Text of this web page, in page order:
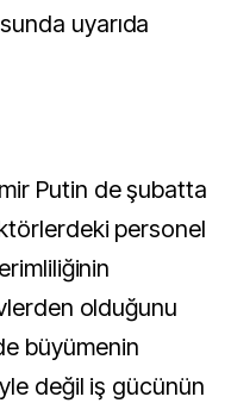
uyarıda
Putin de şubatta
personel
olduğunu
büyümenin
değil iş gücünün